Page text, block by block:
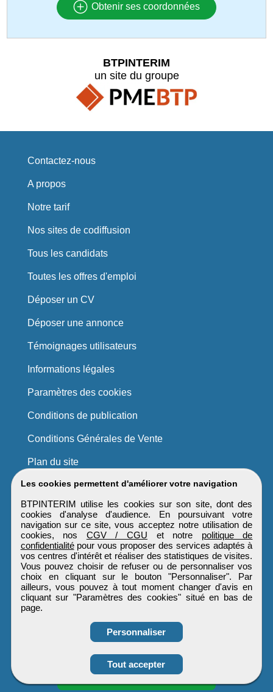
Obtenir ses
coordonnées
Obtenir ses coordonnées
Les cookies permettent d'améliorer votre navigation
BTPINTERIM utilise les cookies sur son site, dont des
cookies d'analyse d'audience. En poursuivant votre
navigation sur ce site, vous acceptez notre utilisation de
cookies, nos CGV / CGU et notre politique de
confidentialitépour vous proposer des services adaptés à
vos centres d'intérêt et réaliser des statistiques de visites.
Vous pouvez choisir de refuser ou de personnaliser vos
choix en cliquant sur le bouton "Personnaliser". Par
ailleurs, vous pouvez à tout moment changer d'avis en
cliquant sur "Paramètres des cookies" situé en bas de
page.
Personnaliser
Tout accepter
BTPINTERIM
un site du groupe
Contactez-nous
A propos
Notre tarif
Nos sites de codiffusion
Tous les candidats
Toutes les offres d'emploi
Déposer un CV
Déposer une annonce
Témoignages utilisateurs
Informations légales
Paramètres des cookies
Conditions de publication
Conditions Générales de Vente
Plan du site
BTPINTERIM
Tous droits réservés © 1999 - 2026